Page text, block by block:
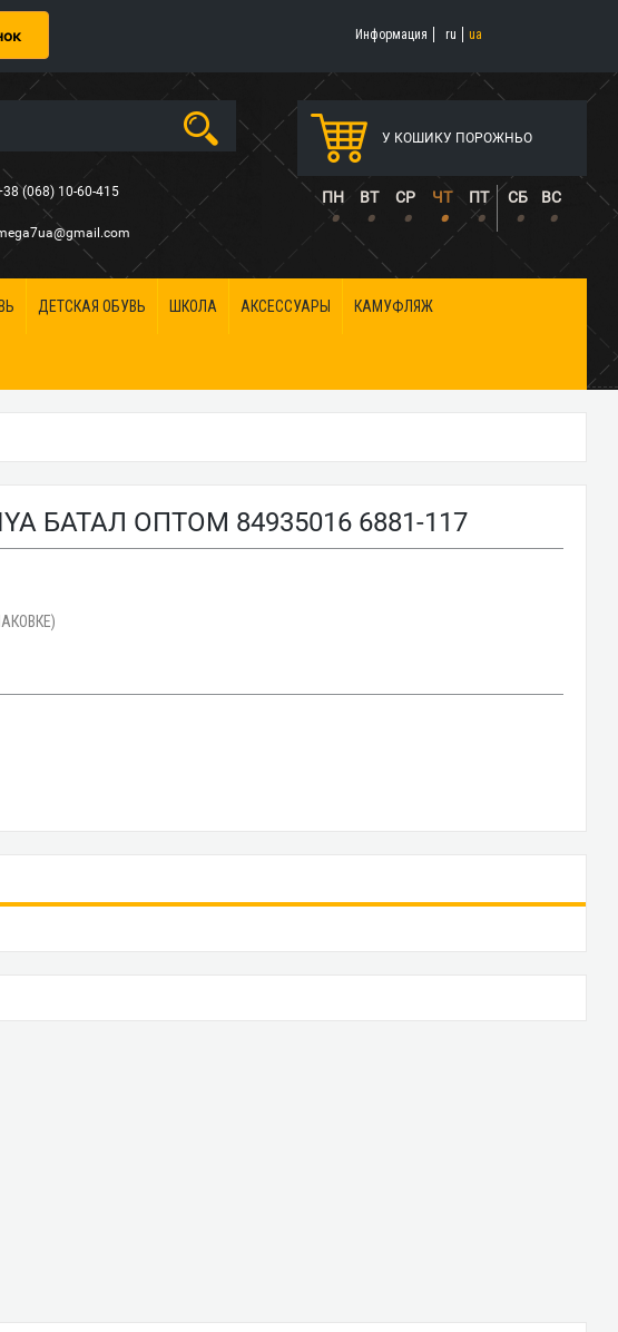
Информация ru ua
(068) 10-60-415
У КОШИКУ ПОРОЖНЬО
ПН ВТ СР ЧТ ПТ СБ ВС
• • • • • • •
ДЕТСКАЯ ОБУВЬ ШКОЛА АКСЕССУАРЫ КАМУФЛЯЖ
БАТАЛ ОПТОМ 84935016 6881-117